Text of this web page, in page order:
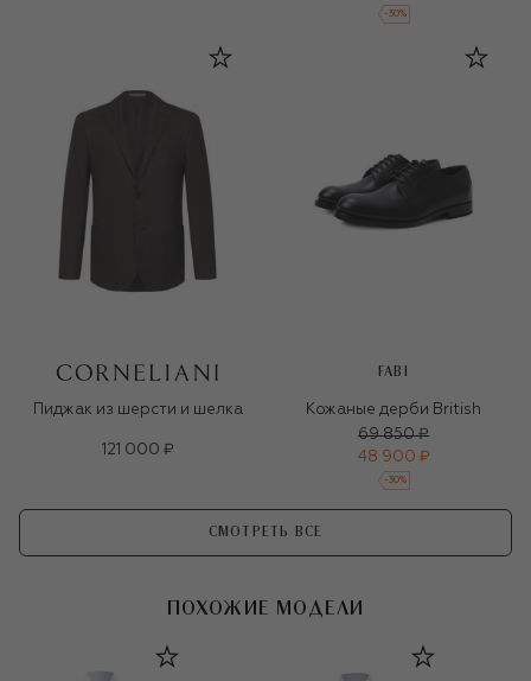
-30%
Пиджак из шерсти и шелка
121 000 ₽
FABI
Кожаные дерби British
69 850 ₽
48 900 ₽
-30%
СМОТРЕТЬ ВСЕ
ПОХОЖИЕ МОДЕЛИ